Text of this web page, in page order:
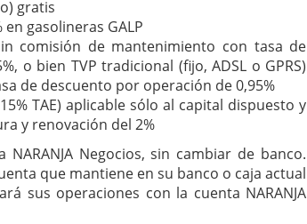
gratis
gasolineras GALP
comisión de mantenimiento con tasa de
o bien TVP tradicional (fijo, ADSL o GPRS)
de descuento por operación de 0,95%
TAE) aplicable sólo al capital dispuesto y
y renovación del 2%
Negocios, sin cambiar de banco.
que mantiene en su banco o caja actual
sus operaciones con la cuenta NARANJA